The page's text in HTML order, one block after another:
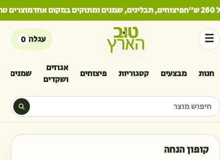
פיצוחים, תבלינים, שמנים ומתוקים במקום אחדמוצרים
☰
חנות מבצעים קטגוריות פיצוחים
אגוזים
ושקדים
שמנים
חיפוש מוצר
עגלה 0
קופון הנחה